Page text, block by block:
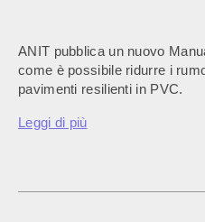
ANIT pubblica un nuovo
come è possibile ridurre i
pavimenti resilienti in PVC.
Leggi di più